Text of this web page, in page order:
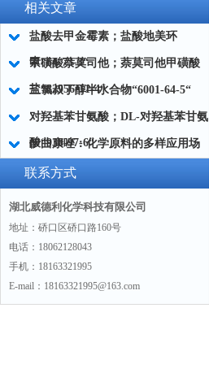
相关文章
盐酸去甲金霉素；盐酸地美环
素“64-73-3“
甲磺酸萘莫司他；萘莫司他甲磺酸
盐“82956-11-4“
三氯叔丁醇半水合物“6001-64-5“
对羟基苯甘氨酸；DL-对羟基苯甘氨
酸“938-97-6“
伊曲康唑：化学原料的多样应用场
景
联系方式
湖北威德利化学科技有限公司
地址：硚口区硚口路160号
电话：18062128043
手机：18163321995
E-mail：18163321995@163.com